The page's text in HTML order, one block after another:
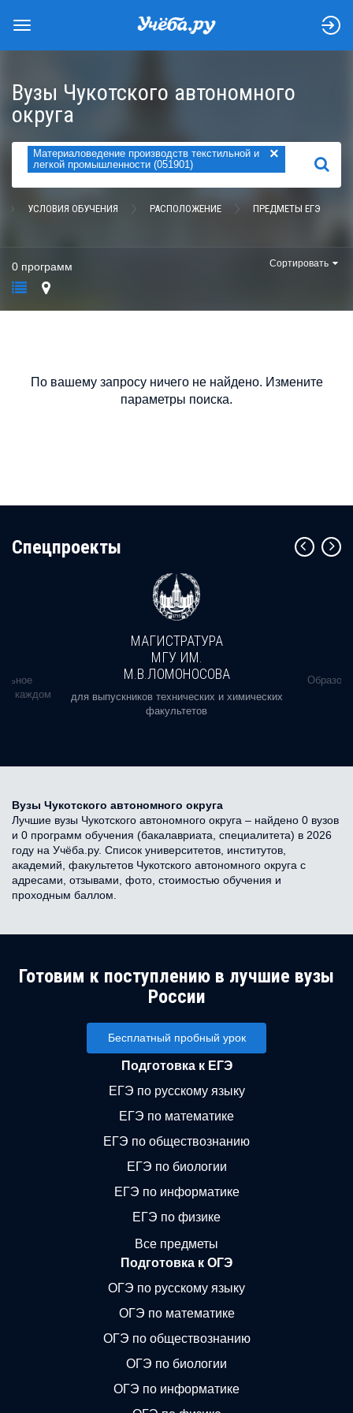
Вузы Чукотского автономного
округа
Материаловедение производств текстильной и
легкой промышленности (051901)
×
НАЙТИ
УСЛОВИЯ ОБУЧЕНИЯ РАСПОЛОЖЕНИЕ ПРЕДМЕТЫ ЕГЭ
0 программ Сортировать
По вашему запросу ничего не найдено. Измените
параметры поиска.
Cпецпроекты
в каждом
МАГИСТРАТУРА
МГУ ИМ.
М.В.ЛОМОНОСОВА
для выпускников технических и химических
факультетов
Вузы Чукотского автономного округа
Лучшие вузы Чукотского автономного округа – найдено 0 вузов
и 0 программ обучения (бакалавриата, специалитета) в 2026
году на Учёба.ру. Список университетов, институтов,
академий, факультетов Чукотского автономного округа с
адресами, отзывами, фото, стоимостью обучения и
проходным баллом.
Готовим к поступлению в лучшие вузы
России
Бесплатный пробный урок
Подготовка к ЕГЭ
ЕГЭ по русскому языку
ЕГЭ по математике
ЕГЭ по обществознанию
ЕГЭ по биологии
ЕГЭ по информатике
ЕГЭ по физике
Все предметы
Подготовка к ОГЭ
ОГЭ по русскому языку
ОГЭ по математике
ОГЭ по обществознанию
ОГЭ по биологии
ОГЭ по информатике